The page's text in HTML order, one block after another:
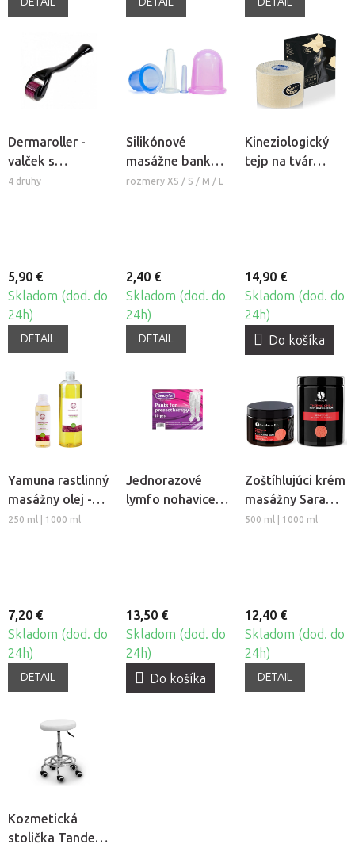
Dermaroller -
valček s
mikroihlami
4 druhy
5,90 €
Skladom (dod. do
24h)
DETAIL
Silikónové
masážne banky
Fabulo Bell
rozmery XS / S / M / L
2,40 €
Skladom (dod. do
24h)
DETAIL
Kineziologický
tejp na tvár
14,90 €
Skladom (dod. do
24h)
Do košíka
Yamuna rastlinný
masážny olej -
Hrozno
250 ml | 1000 ml
7,20 €
Skladom (dod. do
24h)
DETAIL
Jednorazové
lymfo nohavice z
13,50 €
Skladom (dod. do
24h)
Do košíka
Zoštíhlujúci krém
masážny Sara
Beauty Spa -
500 ml | 1000 ml
12,40 €
Skladom (dod. do
24h)
DETAIL
Kozmetická
stolička Tandem